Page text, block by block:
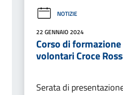
NOTIZIE
22 GENNAIO 2024
Corso di
volontari Croce
Serata di